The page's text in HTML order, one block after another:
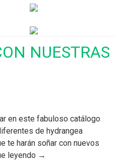
NUESTRAS
en este fabuloso catálogo
de hydrangea
te harán soñar con nuevos
leyendo →